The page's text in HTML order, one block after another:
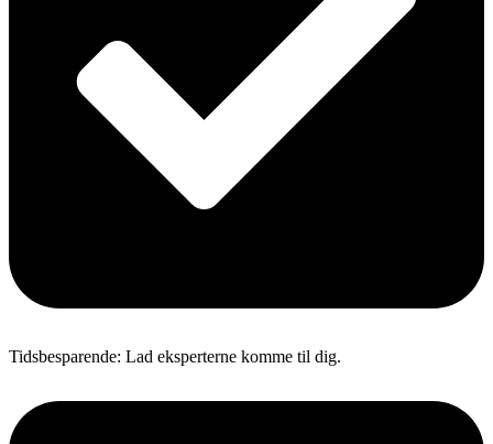
Tidsbesparende: Lad eksperterne komme til dig.